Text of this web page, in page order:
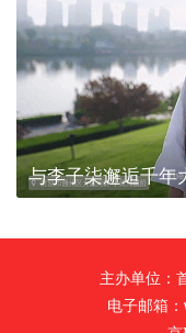
与李子柒邂逅千年
主办单位：
电子邮箱